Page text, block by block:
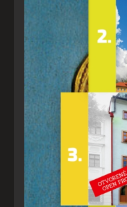
Súhlas s
Cookies sú malé
počítači a pomáhajú
našich stránkach.
funkcií sociálnych sietí
Zo zákona môžeme
cookie, ktoré sú
Pre všetky ostatné
povolenie. Budeme
pomôžete nám tak
súhlas s používaním